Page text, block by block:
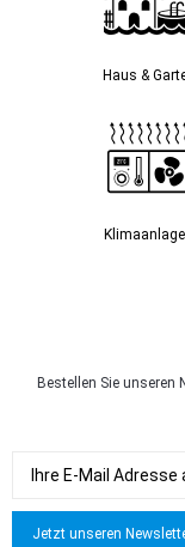
Haus &
Bestellen Sie unseren
Jetzt unseren